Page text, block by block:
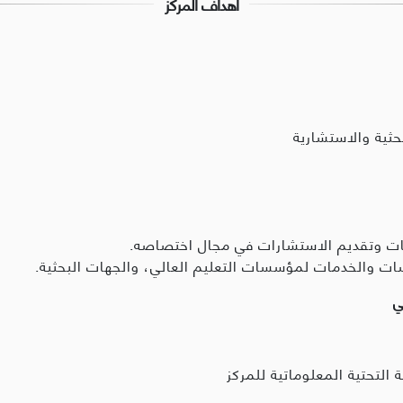
والاستشارية
وتقديم الاستشارات في مجال اختصاصه.
والخدمات لمؤسسات التعليم العالي، والجهات البحثية.
المعلوماتية للمركز